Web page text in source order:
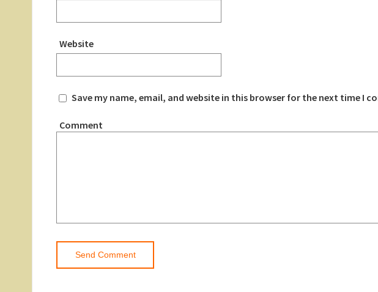
Website
Save my name, email, and website in this browser for the next time I
Comment